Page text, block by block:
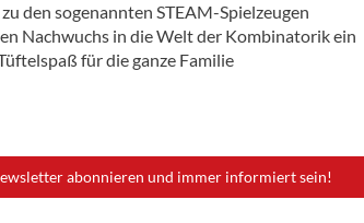
den sogenannten STEAM-Spielzeugen
Nachwuchs in die Welt der Kombinatorik ein
für die ganze Familie
abonnieren und immer informiert sein!